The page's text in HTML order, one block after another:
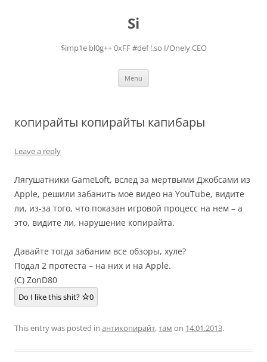
Si
$imp1e bl0g++ 0xFF #def !.so I/Onely CEO
Menu
копирайты копирайты капибары
Leave a reply
Лягушатники GameLoft, вслед за мертвыми Джобсами из
Apple, решили забанить мое видео на YouTube, видите
ли, из-за того, что показан игровой процесс на нем – а
это, видите ли, нарушение копирайта.
Давайте тогда забаним все обзоры, хуле?
Подал 2 протеста – на них и на Apple.
(C) ZonD80
Do I like this shit? 0
This entry was posted in антикопирайт,там on 14.01.2013.